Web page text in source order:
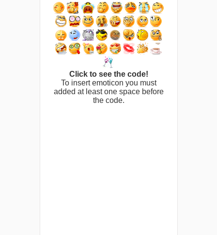
Click to see the code!
To insert emoticon you must
added at least one space before
the code.